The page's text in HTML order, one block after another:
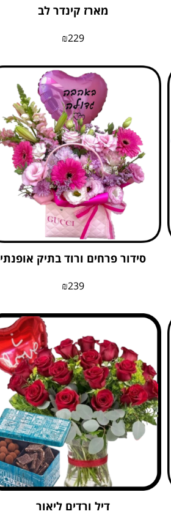
מארז קינדר לב
₪229
סידור פרחים ורוד בתיק אופנתי
₪239
דיל ורדים ליאור